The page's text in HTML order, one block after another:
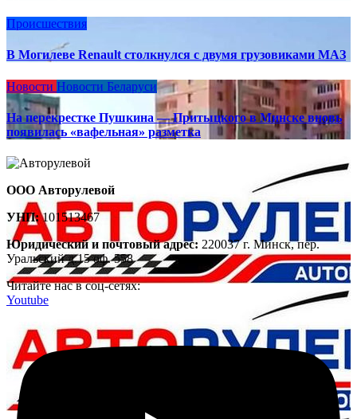
Происшествия
В Могилеве Renault столкнулся с двумя грузовиками МАЗ
Новости Новости Беларуси
На перекрестке Пушкина — Притыцкого в Минске вновь
появилась «вафельная» разметка
ООО Авторулевой
УНП:101513467
Юридический и почтовый адрес: 220037 г. Минск, пер.
Уральский д.15 оф. 558
Читайте нас в соц-сетях:
Youtube